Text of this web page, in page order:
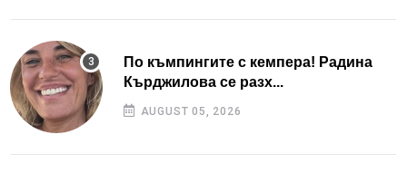
По къмпингите с кемпера! Радина
Кърджилова се разх...
AUGUST 05, 2026